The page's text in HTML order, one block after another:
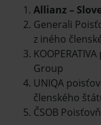
Allianz –
Generali
z iného
Group
UNIQA
členského
ČSOB